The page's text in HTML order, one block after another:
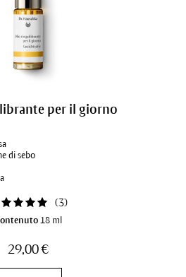
per il giorno
di sebo
(3)
18 ml
29,00 €